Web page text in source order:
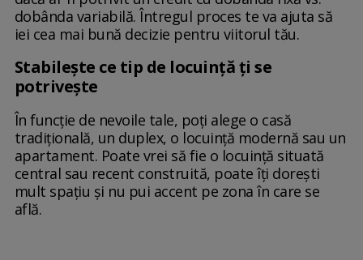
dobânda variabilă. Întregul proces te va ajuta să
iei cea mai bună decizie pentru viitorul tău.
Stabilește ce tip de locuință ți se
potrivește
În funcție de nevoile tale, poți alege o casă
tradițională, un duplex, o locuință modernă sau un
apartament. Poate vrei să fie o locuință situată
central sau recent construită, poate îți dorești
mult spațiu și nu pui accent pe zona în care se
află.